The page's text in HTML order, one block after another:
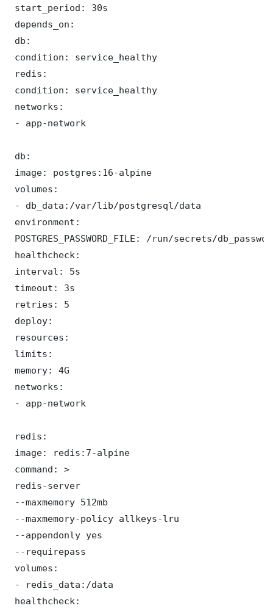
start_period: 30s
depends_on:
db:
condition: service_healthy
redis:
condition: service_healthy
networks:
- app-network
db:
image: postgres:16-alpine
volumes:
- db_data:/var/lib/postgresql/data
environment:
POSTGRES_PASSWORD_FILE: /run/secrets/
healthcheck:
interval: 5s
timeout: 3s
retries: 5
deploy:
resources:
limits:
memory: 4G
networks:
- app-network
redis:
image: redis:7-alpine
command: >
redis-server
--maxmemory 512mb
--maxmemory-policy allkeys-lru
--appendonly yes
--requirepass
volumes:
- redis_data:/data
healthcheck: